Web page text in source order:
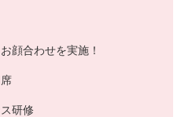
顔合わせを実施！
研修